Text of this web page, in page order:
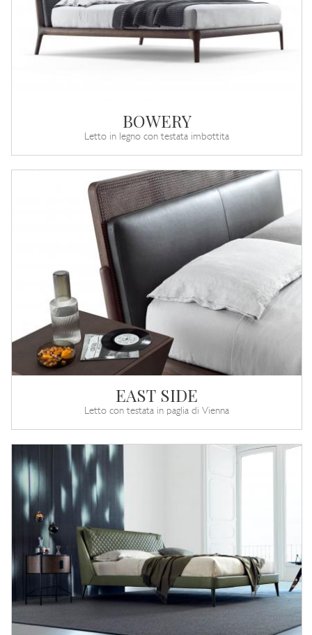
BOWERY
Letto in legno con testata imbottita
EAST SIDE
Letto con testata in paglia di Vienna